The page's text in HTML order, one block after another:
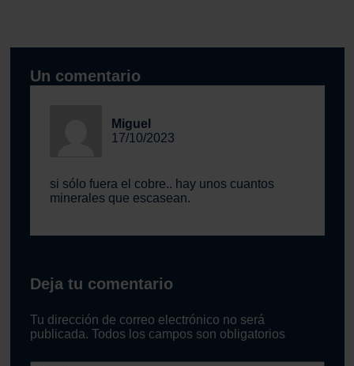
Un comentario
Miguel
17/10/2023
si sólo fuera el cobre.. hay unos cuantos
minerales que escasean.
Deja tu comentario
Tu dirección de correo electrónico no será
publicada. Todos los campos son obligatorios